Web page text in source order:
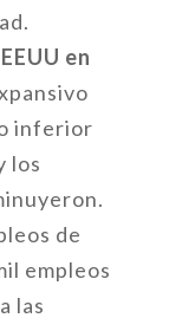
en
inferior
los
de
empleos
las